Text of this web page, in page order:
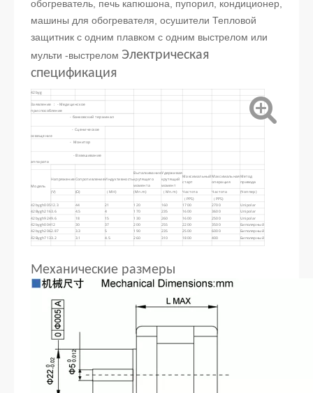
обогреватель, печь капюшона, пупорил, кондиционер,
машины для обогревателя, осушители Тепловой
защитник с одним плавком с одним выстрелом или
мульти -выстрелом Электрическая
спецификация
42byg
Заявление ： - Медицинское
приспособление
- банковский терминал
- Сценическое
освещение
- Монитор
- Взвешивание
аппарата
Модель
НапряжениеСопротивлениеИндуктивность
Выталкивание
крутящего
момента
Удерживая
крутящий
момент
Максимальный
старт
Максимальная
операция
Метод
привода
(V)
(Ω) （MH) (Mn.m) （Mn.m) Частота Частота
(Чоппер)
（PPS)
（PPS)
42bygh00512.3 44 21 120 160 1700 2700 Unipolar
42Bygh2163.6 4.5 4 170 235 1600 3600 Unipolar
42bygh9249.6 18 15 130 260 1600 2500 Unipolar
42bygh00412 30 37 200 255 2200 3500
Биполярный
42bygh2062.87 3.3 5 190 235 2500 6000
Биполярный
42Bygh7133.2 3.1 4.5 260 310 1800 400 Биполярный
Механические размеры